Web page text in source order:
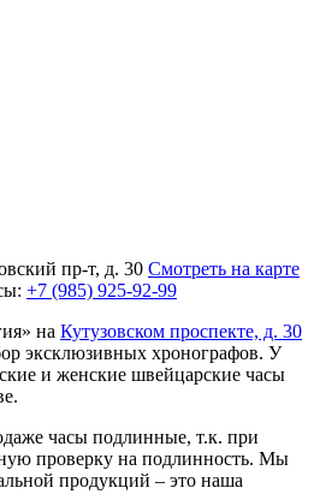
пр-т, д. 30 Смотреть на карте
+7 (985) 925-92-99
на Кутузовском проспекте, д. 30
эксклюзивных хронографов. У
и женские швейцарские часы
часы подлинные, т.к. при
проверку на подлинность. Мы
продукций – это наша